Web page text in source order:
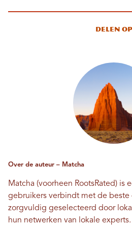
Delen op
Over de auteur – Matcha
Matcha (voorheen RootsRated) is
gebruikers verbindt met de beste
zorgvuldig geselecteerd door
hun netwerken van lokale